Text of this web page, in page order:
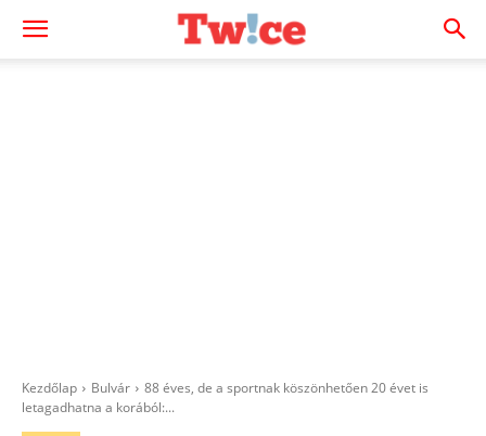
Kezdőlap Bulvár
88 éves, de a sportnak köszönhetően 20 évet is
letagadhatna a korából:...